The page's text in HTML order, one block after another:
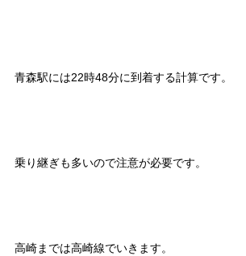
青森駅には22時48分に到着する計算です。
乗り継ぎも多いので注意が必要です。
高崎までは高崎線でいきます。